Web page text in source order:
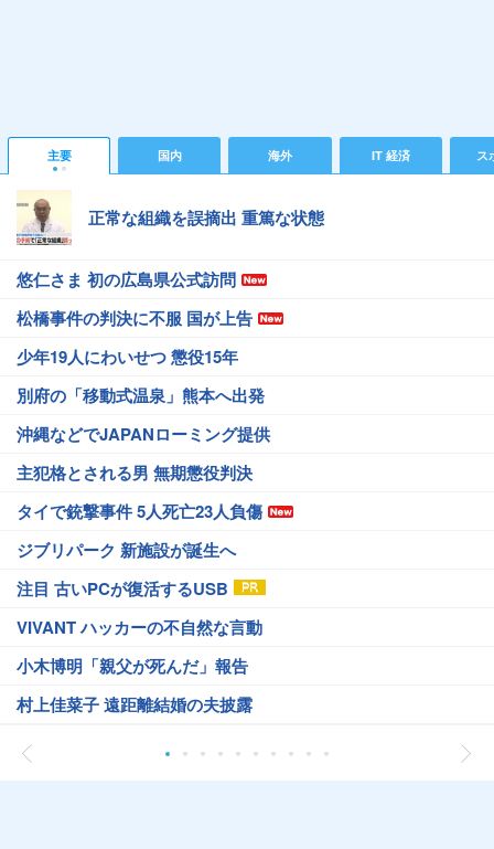
主要 国内 海外 IT 経済 ス
正常な組織を誤摘出 重篤な状態
悠仁さま 初の広島県公式訪問
松橋事件の判決に不服 国が上告
少年19人にわいせつ 懲役15年
別府の「移動式温泉」熊本へ出発
沖縄などでJAPANローミング提供
主犯格とされる男 無期懲役判決
タイで銃撃事件 5人死亡23人負傷
ジブリパーク 新施設が誕生へ
注目 古いPCが復活するUSB
VIVANT ハッカーの不自然な言動
小木博明「親父が死んだ」報告
村上佳菜子 遠距離結婚の夫披露